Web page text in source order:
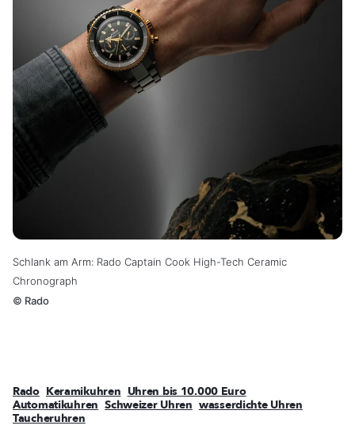
Schlank am Arm: Rado Captain Cook High-Tech Ceramic
Chronograph
© Rado
Rado Keramikuhren Uhren bis 10.000 Euro
Automatikuhren Schweizer Uhren wasserdichte Uhren
Taucheruhren